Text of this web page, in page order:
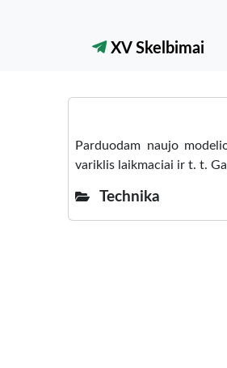
XV Skelbimai
Parduodam naujo
variklis laikmaciai ir t. t.
Technika